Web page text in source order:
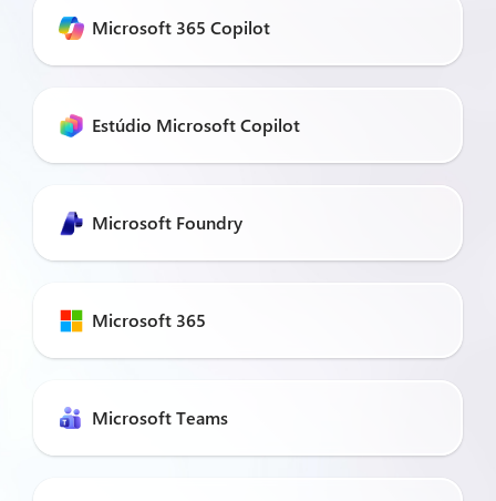
Microsoft 365 Copilot
Estúdio Microsoft Copilot
Microsoft Foundry
Microsoft 365
Microsoft Teams